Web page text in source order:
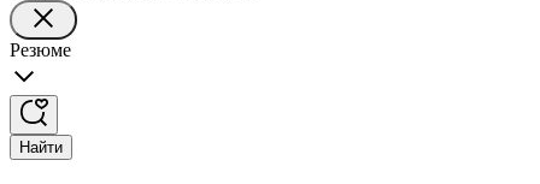
Резюме
Найти